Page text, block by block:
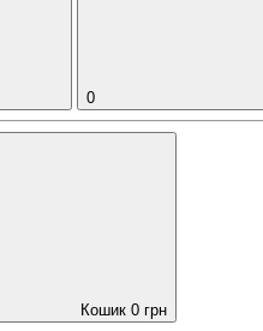
0
Кошик 0 грн